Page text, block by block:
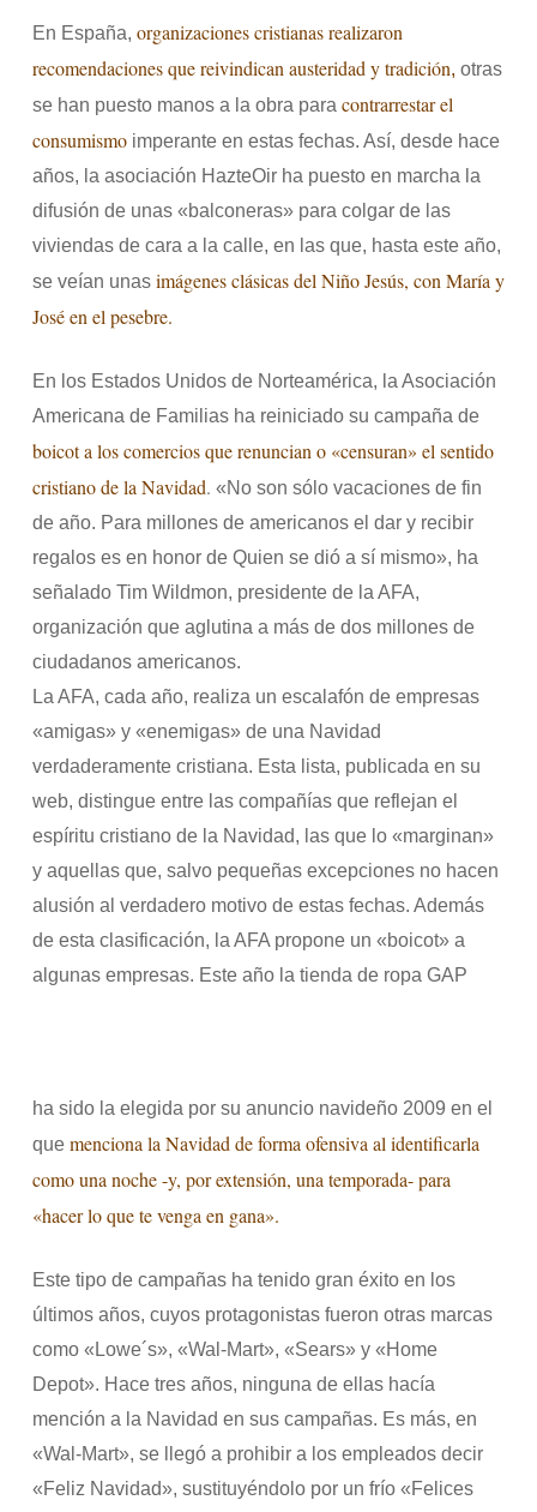
En España, organizaciones cristianas realizaron
recomendaciones que reivindican austeridad y tradición, otras
se han puesto manos a la obra para contrarrestar el
consumismoimperante en estas fechas. Así, desde hace
años, la asociación HazteOir ha puesto en marcha la
difusión de unas «balconeras» para colgar de las
viviendas de cara a la calle, en las que, hasta este año,
se veían unas imágenes clásicas del Niño Jesús, con María y
José en el pesebre.
En los Estados Unidos de Norteamérica, la Asociación
Americana de Familias ha reiniciado su campaña de
boicot a los comercios que renuncian o «censuran» el sentido
cristiano de la Navidad. «No son sólo vacaciones de fin
de año. Para millones de americanos el dar y recibir
regalos es en honor de Quien se dió a sí mismo», ha
señalado Tim Wildmon, presidente de la AFA,
organización que aglutina a más de dos millones de
ciudadanos americanos.
La AFA, cada año, realiza un escalafón de empresas
«amigas» y «enemigas» de una Navidad
verdaderamente cristiana. Esta lista, publicada en su
web, distingue entre las compañías que reflejan el
espíritu cristiano de la Navidad, las que lo «marginan»
y aquellas que, salvo pequeñas excepciones no hacen
alusión al verdadero motivo de estas fechas. Además
de esta clasificación, la AFA propone un «boicot» a
algunas empresas. Este año la tienda de ropa GAP
ha sido la elegida por su anuncio navideño 2009 en el
que menciona la Navidad de forma ofensiva al identificarla
como una noche -y, por extensión, una temporada- para
«hacer lo que te venga en gana».
Este tipo de campañas ha tenido gran éxito en los
últimos años, cuyos protagonistas fueron otras marcas
como «Lowe´s», «Wal-Mart», «Sears» y «Home
Depot». Hace tres años, ninguna de ellas hacía
mención a la Navidad en sus campañas. Es más, en
«Wal-Mart», se llegó a prohibir a los empleados decir
«Feliz Navidad», sustituyéndolo por un frío «Felices